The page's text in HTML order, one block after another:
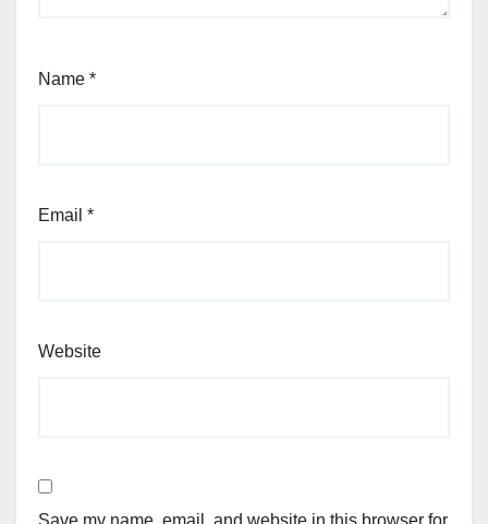
Name *
Email *
Website
Save my name, email, and website in this browser for